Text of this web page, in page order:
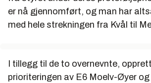
er nå gjennomført, og man har
med hele strekningen fra Kvål til
I tillegg til de to overnevnte,
prioriteringen av E6 Moelv-Øyer og